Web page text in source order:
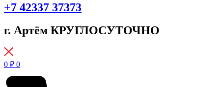
+7 42337 37373
г. Артём КРУГЛОСУТОЧНО
0 ₽ 0